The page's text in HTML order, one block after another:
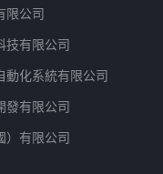
限公司
技有限公司
動化系統有限公司
發有限公司
）有限公司